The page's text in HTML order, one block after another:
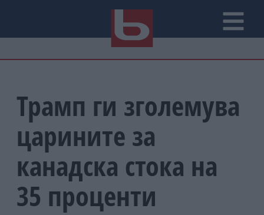
Трамп ги зголемува
царините за
канадска стока на
35 проценти